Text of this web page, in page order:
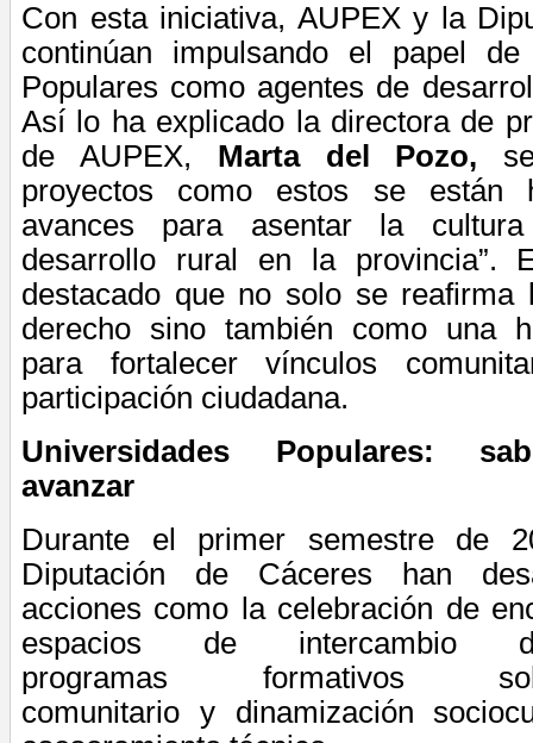
Con esta iniciativa, AUPEX y la
continúan impulsando el papel de
Populares como agentes de
Así lo ha explicado la directora de
de AUPEX, Marta del Pozo,
proyectos como estos se están
avances para asentar la
desarrollo rural en la provincia”.
destacado que no solo se reafirma
derecho sino también como una
para fortalecer vínculos
participación ciudadana.
Universidades Populares:
avanzar
Durante el primer semestre de
Diputación de Cáceres han
acciones como la celebración de
espacios de intercambio
programas formativos
comunitario ydinamización